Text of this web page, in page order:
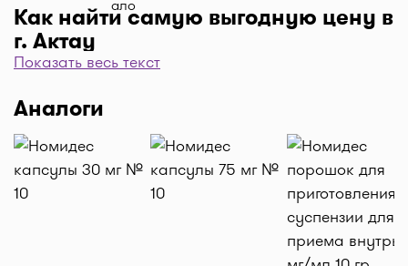
Как найти самую выгодную цену в
г. Актау
Чтобы отфильтровать аптеки по цене, нажмите
"Фильтр", далее "По цене, от 1..." и кнопку
"Выбрать". Самая низкая цена в аптеке перед
вами. Экономьте с помощью сервиса I-teka!
Доставка
Нужна быстрая доставка лекарств в г. Актау?
Добавляйте нужные препараты по кнопке
"Купить", оформляйте заявку в корзине "Выбрать
Показать весь текст
Аналоги